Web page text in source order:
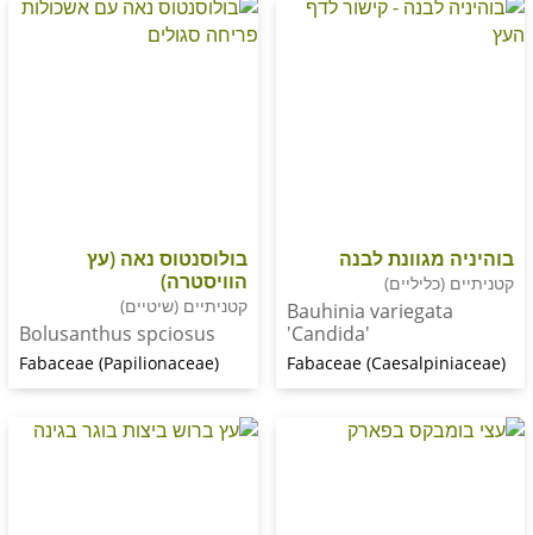
לבנה
Bauhinia
Fabaceae
בולוסנטוס נאה (עץ
קטניתיים (שיטיים)
Bolusanthus spciosus
Fabaceae (Papilionaceae)